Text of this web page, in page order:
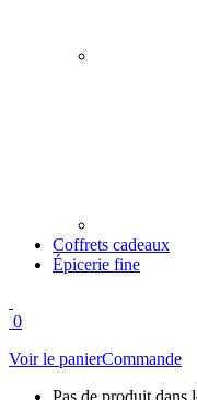
Coffrets cadeaux
Épicerie fine
0
Voir le panierCommande
Pas de produit dans